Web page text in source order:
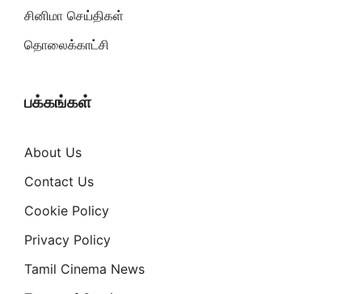
சினிமா செய்திகள்
தொலைக்காட்சி
பக்கங்கள்
About Us
Contact Us
Cookie Policy
Privacy Policy
Tamil Cinema News